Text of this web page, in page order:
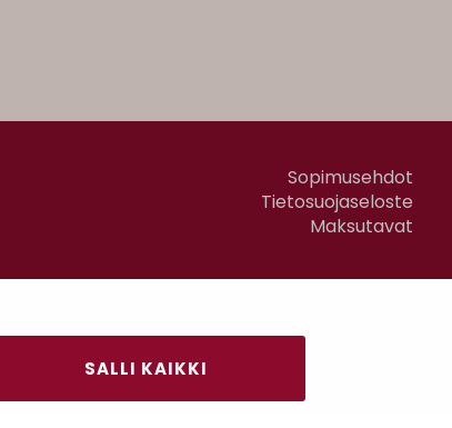
SALLI KAIKKI
Sopimusehdot
Tietosuojaseloste
Maksutavat